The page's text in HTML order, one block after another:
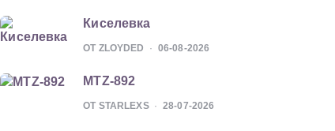
Киселевка
ОТ ZLOYDED 06-08-2026
MTZ-892
ОТ STARLEXS 28-07-2026